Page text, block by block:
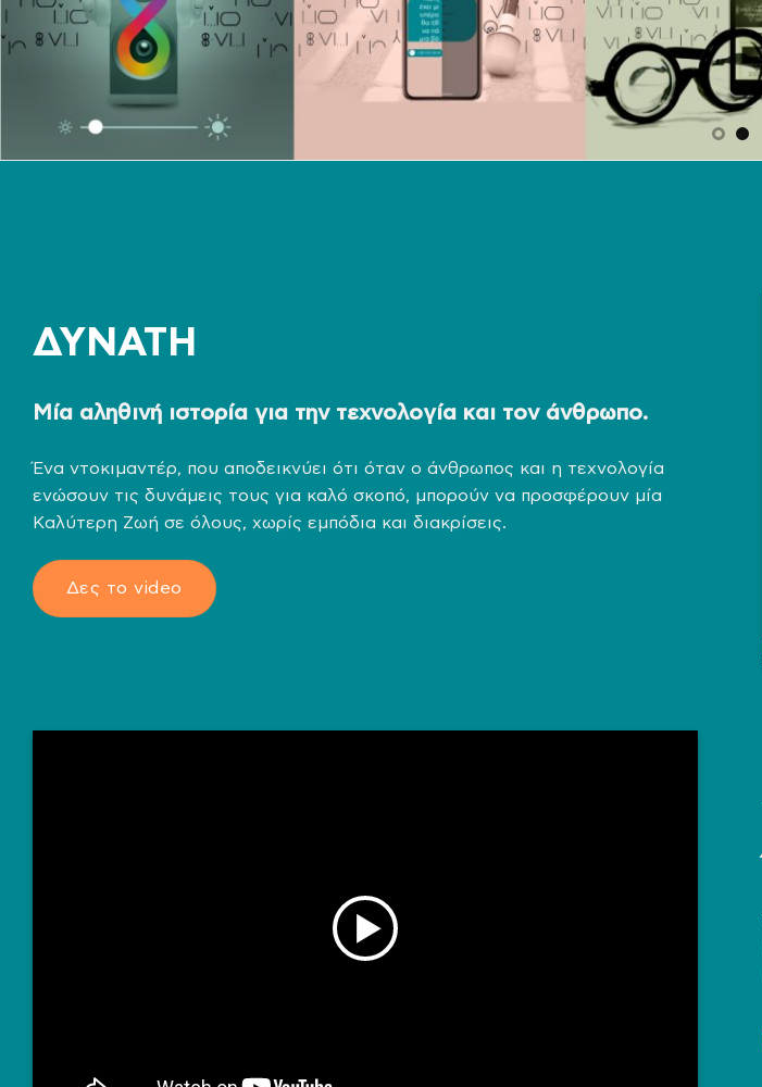
ΔΥΝΑΤΗ
Μία αληθινή ιστορία για την τεχνολογία και τον άνθρωπο.
Ένα ντοκιμαντέρ, που αποδεικνύει ότι όταν ο άνθρωπος και η τεχνολογία
ενώσουν τις δυνάμεις τους για καλό σκοπό, μπορούν να προσφέρουν μία
Καλύτερη Ζωή σε όλους, χωρίς εμπόδια και διακρίσεις.
Δες το video